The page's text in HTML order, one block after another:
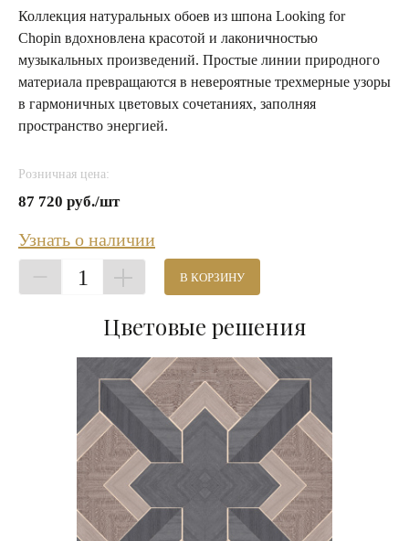
Коллекция натуральных обоев из шпона Looking for
Chopin вдохновлена красотой и лаконичностью
музыкальных произведений. Простые линии природного
материала превращаются в невероятные трехмерные узоры
в гармоничных цветовых сочетаниях, заполняя
пространство энергией.
Розничная цена:
87 720 руб./шт
Узнать о наличии
1 В КОРЗИНУ
Цветовые решения